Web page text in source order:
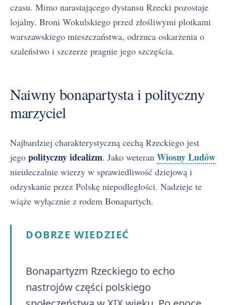
czasu. Mimo narastającego dystansu Rzecki pozostaje
lojalny. Broni Wokulskiego przed złośliwymi plotkami
warszawskiego mieszczaństwa, odrzuca oskarżenia o
szaleństwo i szczerze pragnie jego szczęścia.
Naiwny bonapartysta i polityczny
marzyciel
Najbardziej charakterystyczną cechą Rzeckiego jest
jego polityczny idealizm. Jako weteran Wiosny Ludów
nieuleczalnie wierzy w sprawiedliwość dziejową i
odzyskanie przez Polskę niepodległości. Nadzieje te
wiąże wyłącznie z rodem Bonapartych.
DOBRZE WIEDZIEĆ
Bonapartyzm Rzeckiego to echo
nastrojów części polskiego